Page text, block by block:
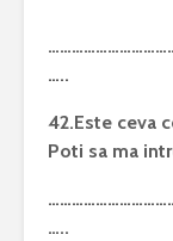
…..
42.Este ceva
Poti sa ma
…..